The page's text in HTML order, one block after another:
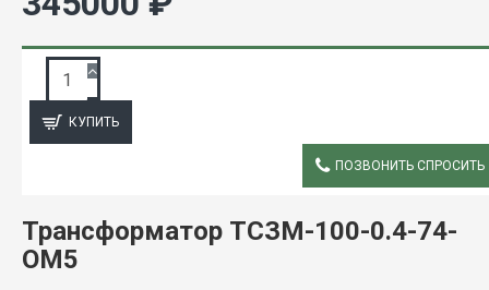
КУПИТЬ
ПОЗВОНИТЬ СПРОСИТЬ
Трансформатор ТСЗМ-100-0.4-74-
ОМ5